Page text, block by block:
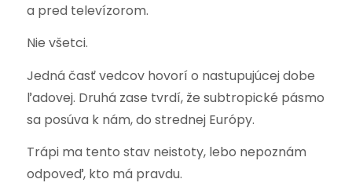
a pred televízorom.
Nie všetci.
Jedná časť vedcov hovorí o nastupujúcej dobe
ľadovej. Druhá zase tvrdí, že subtropické pásmo
sa posúva k nám, do strednej Európy.
Trápi ma tento stav neistoty, lebo nepoznám
odpoveď, kto má pravdu.